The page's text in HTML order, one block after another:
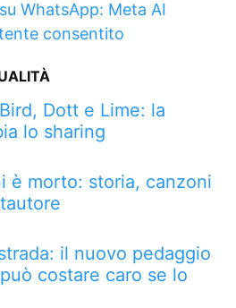
WhatsApp: Meta AI
consentito
Dott e Lime: la
lo sharing
è morto: storia, canzoni
il nuovo pedaggio
costare caro se lo